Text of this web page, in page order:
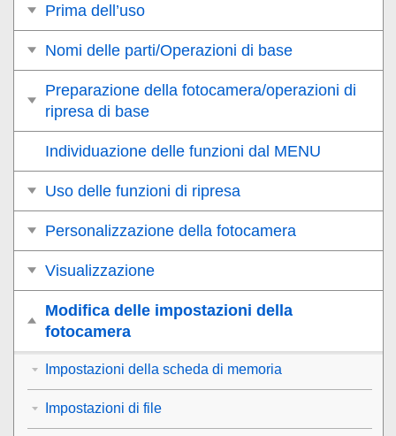
Prima dell’uso
Nomi delle parti/Operazioni di base
Preparazione della fotocamera/operazioni di
ripresa di base
Individuazione delle funzioni dal MENU
Uso delle funzioni di ripresa
Personalizzazione della fotocamera
Visualizzazione
Modifica delle impostazioni della
fotocamera
Impostazioni della scheda di memoria
Impostazioni di file